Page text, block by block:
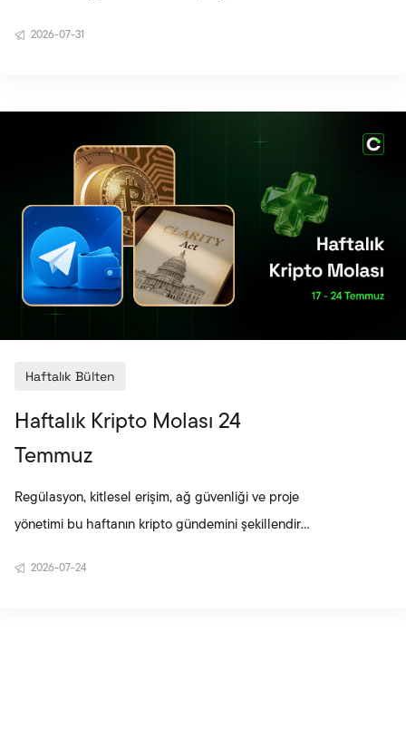
tokenlaştırılmış para ile gerçek sınır ötesi
ödemeleri test etmesi, zincir üstü altyapının
geleneksel finans sistemine daha fazla yaklaştığını
ortaya koydu. Aave’ni
2026-07-31
Haftalık Bülten
Haftalık Kripto Molası 24
Temmuz
Regülasyon, kitlesel erişim, ağ güvenliği ve proje
yönetimi bu haftanın kripto gündemini şekillendirdi.
2026-07-24